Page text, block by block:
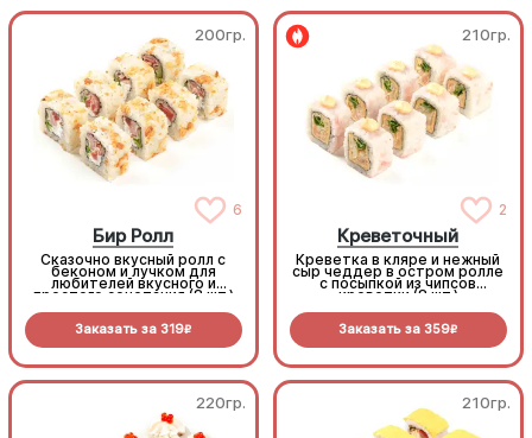
200гр.
6
Бир Ролл
Сказочно вкусный ролл с
беконом и лучком для
любителей вкусного и
простого сочетания (8 шт.)
Заказать за 319R
210гр.
2
Креветочный
Креветка в кляре и нежный
сыр чеддер в остром ролле
с посыпкой из чипсов
креветки (8 шт.)
Заказать за 359R
220гр. 210гр.